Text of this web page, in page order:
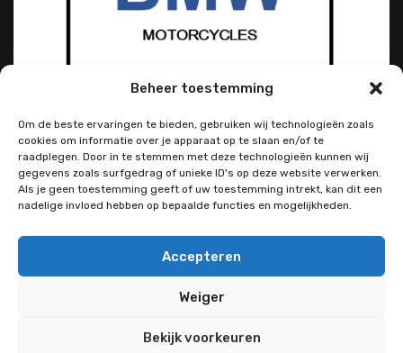
Beheer toestemming
Om de beste ervaringen te bieden, gebruiken wij technologieën zoals
cookies om informatie over je apparaat op te slaan en/of te
raadplegen. Door in te stemmen met deze technologieën kunnen wij
gegevens zoals surfgedrag of unieke ID's op deze website verwerken.
Als je geen toestemming geeft of uw toestemming intrekt, kan dit een
nadelige invloed hebben op bepaalde functies en mogelijkheden.
Accepteren
Weiger
Bekijk voorkeuren